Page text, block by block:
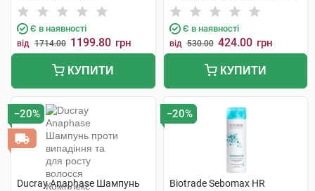
Інтернаціональ
Є в наявності
від 1714.00 1199.80 грн
КУПИТИ
Є в наявності
від 530.00 424.00 грн
КУПИТИ
−20%
Ducray Anaphase Шампунь
−20%
Biotrade Sebomax HR